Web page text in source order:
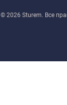
© 2026 Sturem. Все